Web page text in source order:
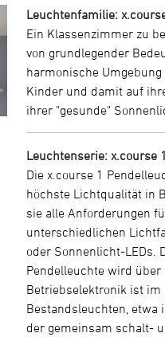
Leuchtenfamilie:
Ein Klassenzimmer zu
von grundlegender
harmonische
Kinder und damit auf
ihrer "gesunde"
Leuchtenserie: x.course 1
Die x.course 1
höchste Lichtqualität in
sie alle Anforderungen
unterschiedlichen
oder Sonnenlicht-LEDs.
Pendelleuchte wird
Betriebselektronik ist im
Bestandsleuchten, etwa
der gemeinsam schalt-